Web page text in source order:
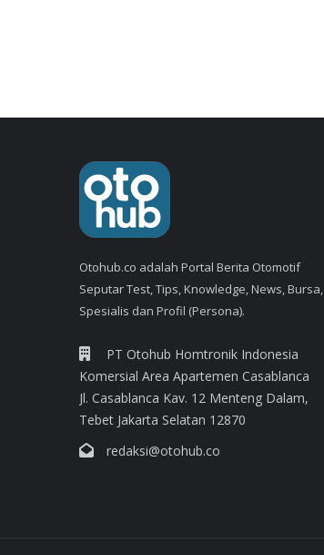
Otohub.co adalah Portal Berita Otomotif
Seputar Test, Tips, Knowledge, News, Bursa,
Spesialis dan Profil (Persona).
PT Otohub Homtronik Indonesia
Komersial Area Apartemen Casablanca
Jl. Casablanca Kav. 12 Menteng Dalam,
Tebet Jakarta Selatan 12870
redaksi@otohub.co